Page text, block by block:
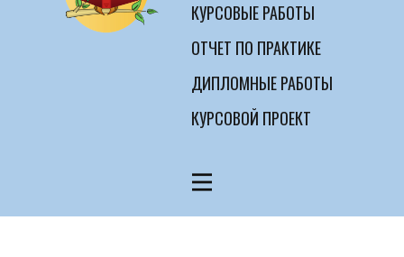
КУРСОВЫЕ РАБОТЫ
ОТЧЕТ ПО ПРАКТИКЕ
ДИПЛОМНЫЕ РАБОТЫ
КУРСОВОЙ ПРОЕКТ